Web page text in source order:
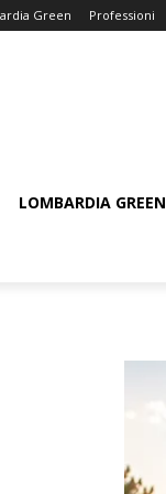
Green Professioni
LOMBARDIA GREEN